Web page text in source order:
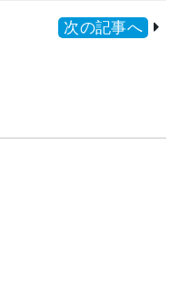
次の記事へ